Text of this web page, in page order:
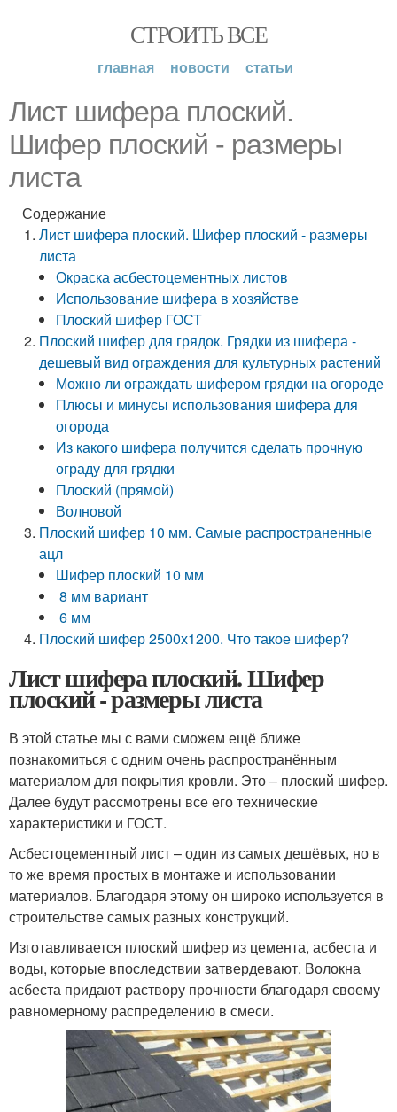
СТРОИТЬ ВСЕ
главная новости статьи
Лист шифера плоский.
Шифер плоский - размеры
листа
Содержание
Лист шифера плоский. Шифер плоский - размеры
листа
Окраска асбестоцементных листов
Использование шифера в хозяйстве
Плоский шифер ГОСТ
Плоский шифер для грядок. Грядки из шифера -
дешевый вид ограждения для культурных растений
Можно ли ограждать шифером грядки на огороде
Плюсы и минусы использования шифера для
огорода
Из какого шифера получится сделать прочную
ограду для грядки
Плоский (прямой)
Волновой
Плоский шифер 10 мм. Самые распространенные
ацл
Шифер плоский 10 мм
8 мм вариант
6 мм
Плоский шифер 2500х1200. Что такое шифер?
Лист шифера плоский. Шифер
плоский - размеры листа
В этой статье мы с вами сможем ещё ближе
познакомиться с одним очень распространённым
материалом для покрытия кровли. Это – плоский шифер.
Далее будут рассмотрены все его технические
характеристики и ГОСТ.
Асбестоцементный лист – один из самых дешёвых, но в
то же время простых в монтаже и использовании
материалов. Благодаря этому он широко используется в
строительстве самых разных конструкций.
Изготавливается плоский шифер из цемента, асбеста и
воды, которые впоследствии затвердевают. Волокна
асбеста придают раствору прочности благодаря своему
равномерному распределению в смеси.